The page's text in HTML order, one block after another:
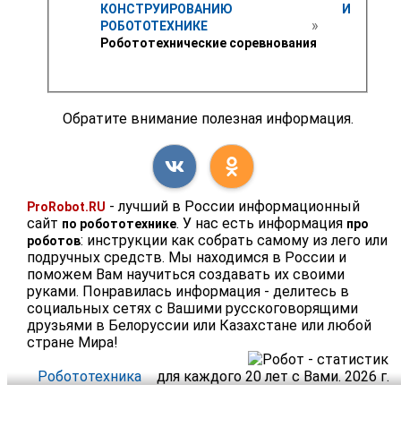
КОНСТРУИРОВАНИЮ И
РОБОТОТЕХНИКЕ
»
Робототехнические соревнования
Обратите внимание полезная информация.
ProRobot.RU - лучший в России информационный
сайт по робототехнике. У нас есть информация про
роботов: инструкции как собрать самому из лего или
подручных средств. Мы находимся в России и
поможем Вам научиться создавать их своими
руками. Понравилась информация - делитесь в
социальных сетях с Вашими русскоговорящими
друзьями в Белоруссии или Казахстане или любой
стране Мира!
Робототехника
для каждого 20 лет с Вами. 2026 г.